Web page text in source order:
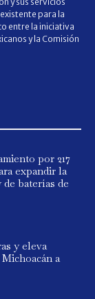
para la
entre la iniciativa
y la Comisión
por 217
expandir la
baterías de
y eleva
a